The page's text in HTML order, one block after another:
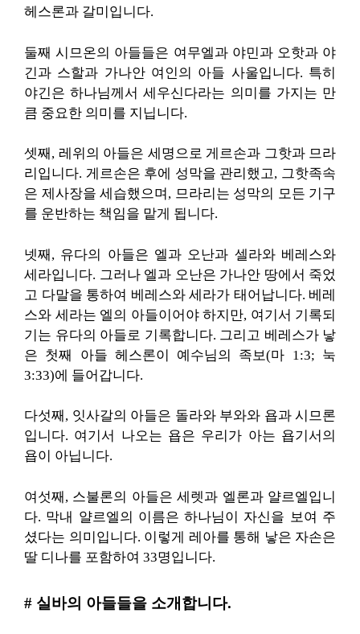
헤스론과 갈미입니다.
둘째 시므온의 아들들은 여무엘과 야민과 오핫과 야
긴과 스할과 가나안 여인의 아들 사울입니다. 특히
야긴은 하나님께서 세우신다라는 의미를 가지는 만
큼 중요한 의미를 지닙니다.
셋째, 레위의 아들은 세명으로 게르손과 그핫과 므라
리입니다. 게르손은 후에 성막을 관리했고, 그핫족속
은 제사장을 세습했으며, 므라리는 성막의 모든 기구
를 운반하는 책임을 맡게 됩니다.
넷째, 유다의 아들은 엘과 오난과 셀라와 베레스와
세라입니다. 그러나 엘과 오난은 가나안 땅에서 죽었
고 다말을 통하여 베레스와 세라가 태어납니다. 베레
스와 세라는 엘의 아들이어야 하지만, 여기서 기록되
기는 유다의 아들로 기록합니다. 그리고 베레스가 낳
은 첫째 아들 헤스론이 예수님의 족보(마 1:3; 눅
3:33)에 들어갑니다.
다섯째, 잇사갈의 아들은 돌라와 부와와 욥과 시므론
입니다. 여기서 나오는 욥은 우리가 아는 욥기서의
욥이 아닙니다.
여섯째, 스불론의 아들은 세렛과 엘론과 얄르엘입니
다. 막내 얄르엘의 이름은 하나님이 자신을 보여 주
셨다는 의미입니다. 이렇게 레아를 통해 낳은 자손은
딸 디나를 포함하여 33명입니다.
# 실바의 아들들을 소개합니다.